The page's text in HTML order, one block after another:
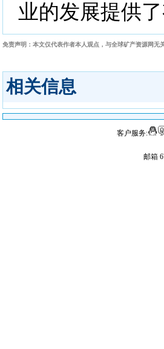
业的发展提供了
免责声明：本文仅代表作者本人观点，与全球矿产资源网
相关信息
客户服务:
邮箱